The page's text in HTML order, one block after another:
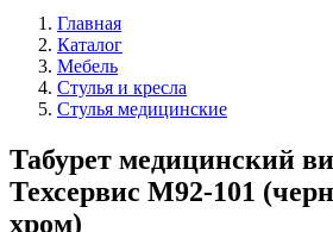
Главная
Каталог
Мебель
Стулья и кресла
Стулья медицинские
Табурет медицинский
Техсервис М92-101
хром)